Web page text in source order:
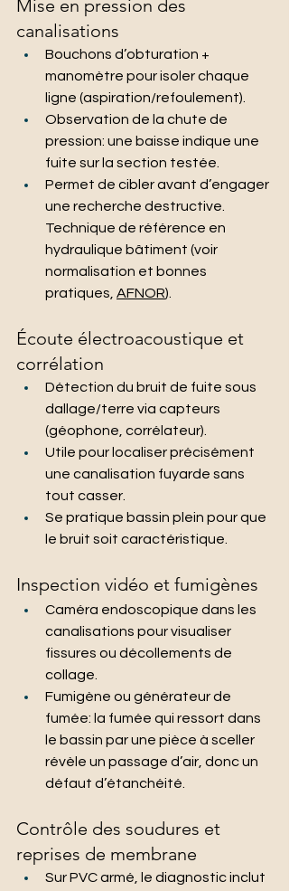
Mise en pression des
canalisations
Bouchons d’obturation +
manomètre pour isoler chaque
ligne (aspiration/refoulement).
Observation de la chute de
pression: une baisse indique une
fuite sur la section testée.
Permet de cibler avant d’engager
une recherche destructive.
Technique de référence en
hydraulique bâtiment (voir
normalisation et bonnes
pratiques, AFNOR).
Écoute électroacoustique et
corrélation
Détection du bruit de fuite sous
dallage/terre via capteurs
(géophone, corrélateur).
Utile pour localiser précisément
une canalisation fuyarde sans
tout casser.
Se pratique bassin plein pour que
le bruit soit caractéristique.
Inspection vidéo et fumigènes
Caméra endoscopique dans les
canalisations pour visualiser
fissures ou décollements de
collage.
Fumigène ou générateur de
fumée: la fumée qui ressort dans
le bassin par une pièce à sceller
révèle un passage d’air, donc un
défaut d’étanchéité.
Contrôle des soudures et
reprises de membrane
Sur PVC armé, le diagnostic inclut